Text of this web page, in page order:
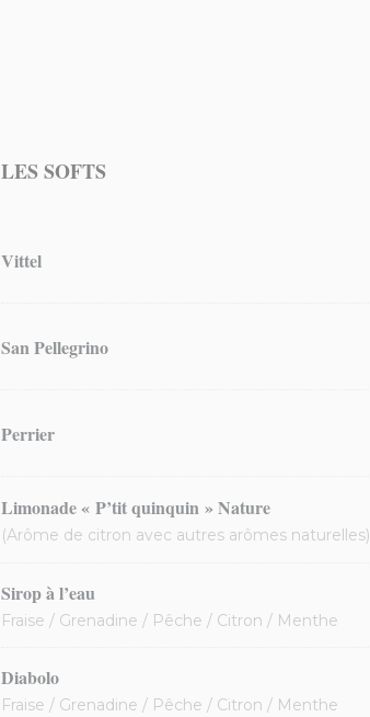
LES SOFTS
Vittel
San Pellegrino
Perrier
Limonade « P’tit quinquin » Nature
(Arôme de citron avec autres arômes naturelles)
Sirop à l’eau
Fraise / Grenadine / Pêche / Citron / Menthe
Diabolo
Fraise / Grenadine / Pêche / Citron / Menthe